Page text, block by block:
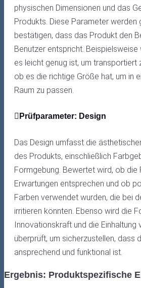
physischen Dimensionen und das
Produkts. Diese Parameter werden
bestätigen, dass das Produkt den
Benutzer entspricht.
es leicht genug ist, um transportiert
ob es die richtige Größe hat, um in
Raum zu passen.
Prüfparameter: Design
Das Design umfasst die
des Produkts, einschließlich
Formgebung. Bewertet wird, ob die
Erwartungen entsprechen und ob
Farben verwendet wurden, die bei
irritieren könnten. Ebenso wird die
Innovationskraft und die Einhaltung
überprüft, um sicherzustellen, dass
ansprechend und funktional ist.
Ergebnis: Produktspezifische